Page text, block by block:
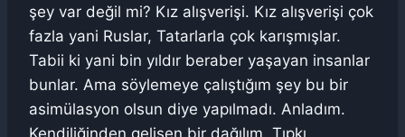
şey var değil mi? Kız alışverişi. Kız alışverişi çok
fazla yani Ruslar, Tatarlarla çok karışmışlar.
Tabii ki yani bin yıldır beraber yaşayan insanlar
bunlar. Ama söylemeye çalıştığım şey bu bir
asimülasyon olsun diye yapılmadı. Anladım.